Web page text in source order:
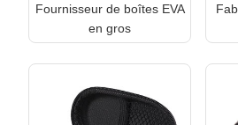
Fournisseur de boîtes EVA
en gros